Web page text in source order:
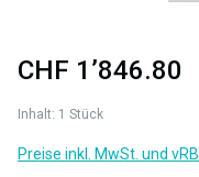
CHF 1’846.80
Inhalt: 1 Stück
Preise inkl. MwSt. und vRB